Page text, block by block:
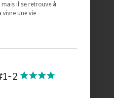
mais il se retrouve à
vivre une vie …
2